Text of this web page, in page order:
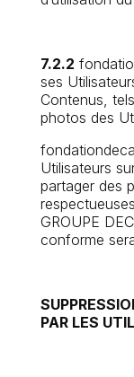
7.2.2
ses
Contenus,
photos des
Utilisateurs
partager des
GROUPE
conforme
PAR LES